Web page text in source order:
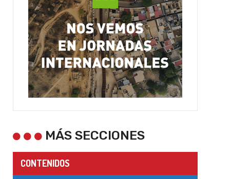
MÁS SECCIONES
CONTENIDOS